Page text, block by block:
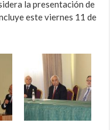
la presentación de
este viernes 11 de